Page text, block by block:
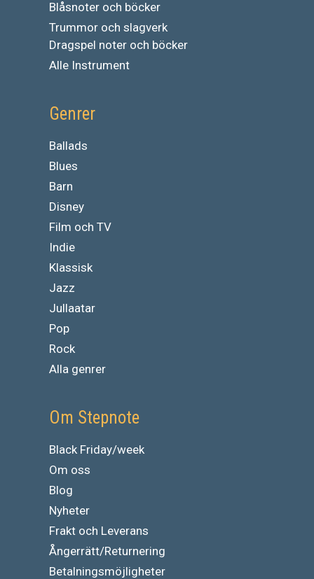
Blåsnoter och böcker
Trummor och slagverk
Dragspel noter och böcker
Alle Instrument
Genrer
Ballads
Blues
Barn
Disney
Film och TV
Indie
Klassisk
Jazz
Jullaatar
Pop
Rock
Alla genrer
Om Stepnote
Black Friday/week
Om oss
Blog
Nyheter
Frakt och Leverans
Ångerrätt/Returnering
Betalningsmöjligheter